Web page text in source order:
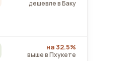
дешевле в Баку
на 32.5%
выше в Пхукете